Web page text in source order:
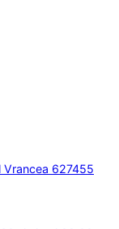
Vrancea 627455